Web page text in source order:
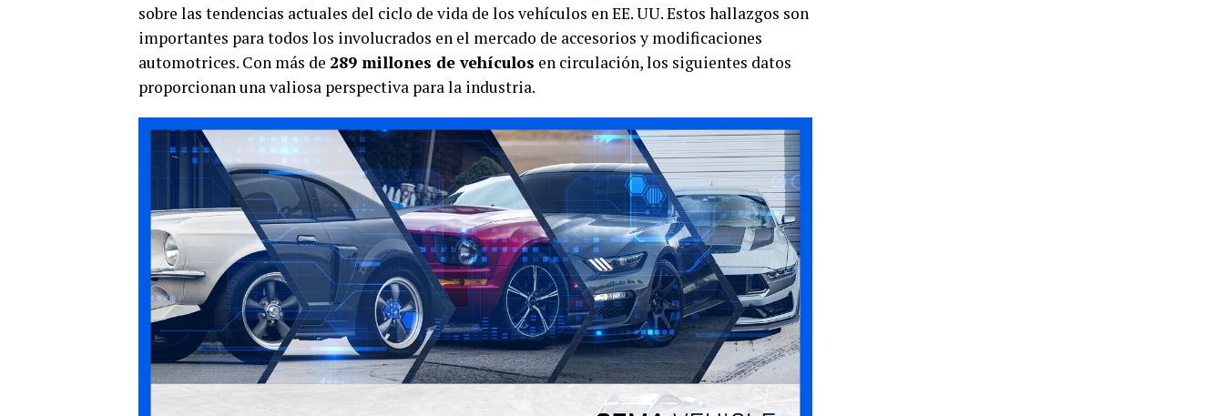
sobre las tendencias actuales del ciclo de vida de los vehículos en EE. UU. Estos hallazgos son
importantes para todos los involucrados en el mercado de accesorios y modificaciones
automotrices. Con más de 289 millones de vehículos en circulación, los siguientes datos
proporcionan una valiosa perspectiva para la industria.